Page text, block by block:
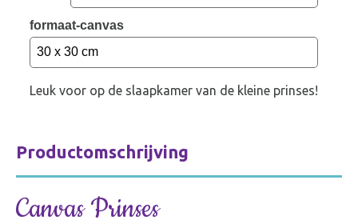
formaat-canvas
Leuk voor op de slaapkamer van de kleine prinses!
Productomschrijving
Canvas Prinses